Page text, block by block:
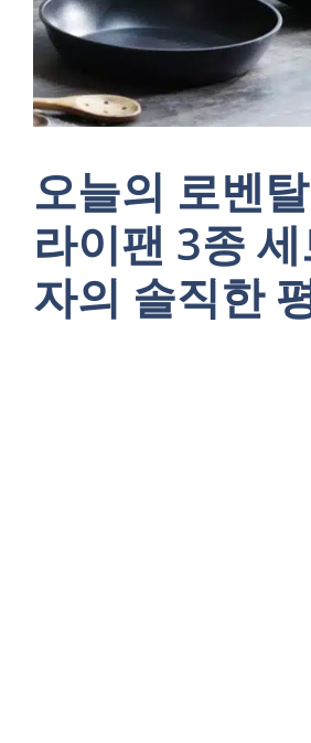
오늘의 로벤
라이팬 3종
자의 솔직한